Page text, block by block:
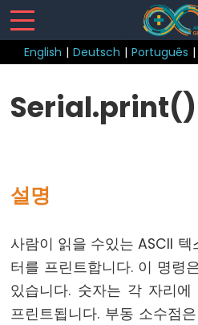
English | Deutsch | Português |
Structure
break
continue
Serial.print()
설명
사람이 읽을 수있는 ASCII
터를 프린트합니다. 이 명령
있습니다. 숫자는 각 자리
프린트됩니다. 부동 소수점